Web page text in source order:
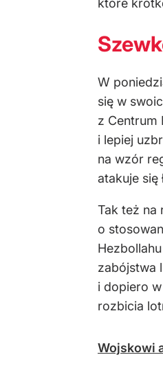
które
W
się w
z Centrum
i lepiej
na wzór
atakuje się
Tak też na
o
zabójstwa
i dopiero
rozbicia
Wojskowi